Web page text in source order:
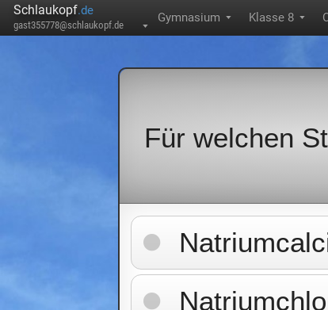
Schlaukopf.de
gast355778@schlaukopf.de ▼
Gymnasium ▼ Klasse 8 ▼
Für welchen